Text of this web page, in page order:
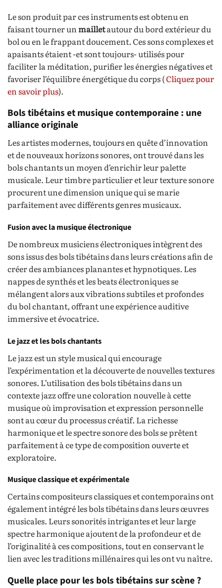
Le son produit par ces instruments est obtenu en
faisant tourner un mailletautour du bord extérieur du
bol ou en le frappant doucement. Ces sons complexes et
apaisants étaient -et sont toujours- utilisés pour
faciliter la méditation, purifier les énergies négatives et
favoriser l’équilibre énergétique du corps (Cliquez pour
en savoir plus).
Bols tibétains et musique contemporaine : une
alliance originale
Les artistes modernes, toujours en quête d’innovation
et de nouveaux horizons sonores, ont trouvé dans les
bols chantants un moyen d’enrichir leur palette
musicale. Leur timbre particulier et leur texture sonore
procurent une dimension unique qui se marie
parfaitement avec différents genres musicaux.
Fusion avec la musique électronique
De nombreux musiciens électroniques intègrent des
sons issus des bols tibétains dans leurs créations afin de
créer des ambiances planantes et hypnotiques. Les
nappes de synthés et les beats électroniques se
mélangent alors aux vibrations subtiles et profondes
du bol chantant, offrant une expérience auditive
immersive et évocatrice.
Le jazz et les bols chantants
Le jazz est un style musical qui encourage
l’expérimentation et la découverte de nouvelles textures
sonores. L’utilisation des bols tibétains dans un
contexte jazz offre une coloration nouvelle à cette
musique où improvisation et expression personnelle
sont au cœur du processus créatif. La richesse
harmonique et le spectre sonore des bols se prêtent
parfaitement à ce type de composition ouverte et
exploratoire.
Musique classique et expérimentale
Certains compositeurs classiques et contemporains ont
également intégré les bols tibétains dans leurs œuvres
musicales. Leurs sonorités intrigantes et leur large
spectre harmonique ajoutent de la profondeur et de
l’originalité à ces compositions, tout en conservant le
lien avec les traditions millénaires qui les ont vu naître.
Quelle place pour les bols tibétains sur scène ?